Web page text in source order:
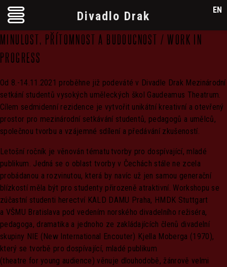
MINULOST, PŘÍTOMNOST A BUDOUCNOST / WORK IN
PROGRESS
Od 8.-14.11.2021 proběhne již podeváté v Divadle Drak Mezinárodní
setkání studentů vysokých uměleckých škol Gaudeamus Theatrum.
Cílem sedmidenní rezidence je vytvořit unikátní kreativní a otevřený
prostor pro mezinárodní setkávání studentů, pedagogů a umělců,
společnou tvorbu a vzájemné sdílení a předávání zkušeností.
Letošní ročník je věnován tématu tvorby pro dospívající, mladé
publikum. Jedná se o oblast tvorby v Čechách stále ne zcela
probádanou a rozvinutou, která by navíc už jen samou generační
blízkostí měla být pro studenty přirozeně atraktivní. Workshopu se
zúčastní studenti herectví KALD DAMU Praha, HMDK Stuttgart
a VŠMU Bratislava pod vedením norského divadelního režiséra,
pedagoga, dramatika a jednoho ze zakládajících členů divadelní
skupiny NIE (New International Encouter) Kjella Moberga (1970),
který se tvorbě pro dospívající, mladé publikum
(theatre for young audience) věnuje dlouhodobě, žánrově velmi
Divadlo Drak EN